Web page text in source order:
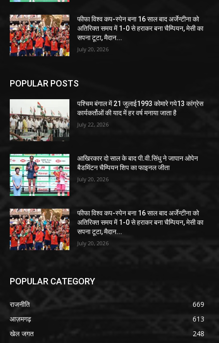
फीफा विश्व कप-स्पेन बना 16 साल बाद अर्जेन्टीना को
अतिरिक्त समय में 1-0 से हराकर बना चैम्पियन, मेसी का
सपना टूटा, मैदान...
July 20, 2026
POPULAR POSTS
पश्चिम बंगाल में 21 जुलाई1993 कोमारे गये13 कांग्रेस
कार्यकर्तोओं की याद में हर वर्ष मनाया जाता है
July 22, 2026
आखिरकार दो साल के बाद पी.वी.सिंधु ने जापान ओपेन
बैडमिंटन चैम्पियन शिप का फाइनल जीता
July 20, 2026
फीफा विश्व कप-स्पेन बना 16 साल बाद अर्जेन्टीना को
अतिरिक्त समय में 1-0 से हराकर बना चैम्पियन, मेसी का
सपना टूटा, मैदान...
July 20, 2026
POPULAR CATEGORY
राजनीति
669
आज़मगढ़
613
खेल जगत
248